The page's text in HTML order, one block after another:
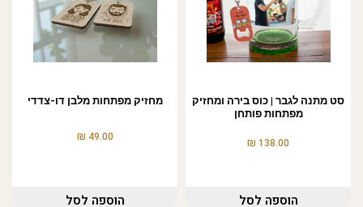
סט מתנה לגבר | כוס בירה ומחזיק
מפתחות פותחן
138.00
₪
הוספה לסל
מחזיק מפתחות מלבן דו-צדדי
49.00
₪
הוספה לסל